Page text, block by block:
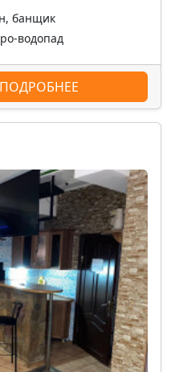
банщик
водопад
ПОДРОБНЕЕ